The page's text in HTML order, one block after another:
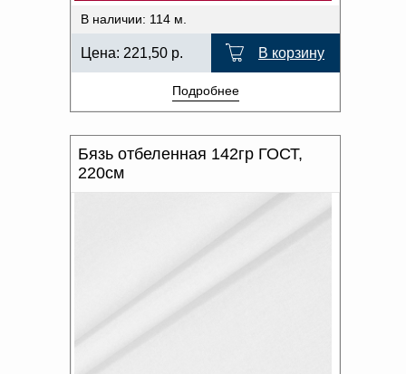
В наличии: 114 м.
Цена: 221,50 р. В корзину
Подробнее
Бязь отбеленная 142гр ГОСТ,
220см